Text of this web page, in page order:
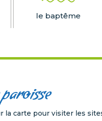
le baptême
la carte pour visiter les